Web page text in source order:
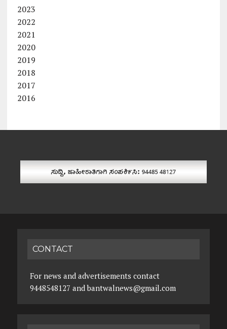
2023
2022
2021
2020
2019
2018
2017
2016
CONTACT
For news and advertisements contact
9448548127 and bantwalnews@gmail.com